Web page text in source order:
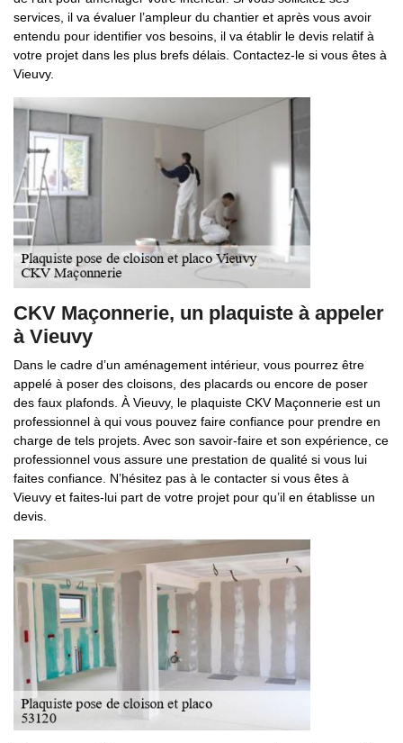
services, il va évaluer l’ampleur du chantier et après vous avoir
entendu pour identifier vos besoins, il va établir le devis relatif à
votre projet dans les plus brefs délais. Contactez-le si vous êtes à
Vieuvy.
CKV Maçonnerie, un plaquiste à appeler
à Vieuvy
Dans le cadre d’un aménagement intérieur, vous pourrez être
appelé à poser des cloisons, des placards ou encore de poser
des faux plafonds. À Vieuvy, le plaquiste CKV Maçonnerie est un
professionnel à qui vous pouvez faire confiance pour prendre en
charge de tels projets. Avec son savoir-faire et son expérience, ce
professionnel vous assure une prestation de qualité si vous lui
faites confiance. N’hésitez pas à le contacter si vous êtes à
Vieuvy et faites-lui part de votre projet pour qu’il en établisse un
devis.